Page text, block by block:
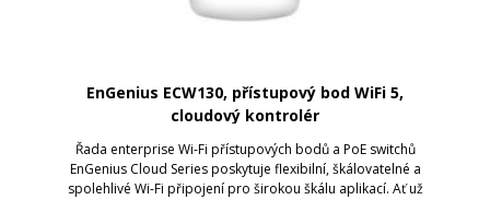
EnGenius ECW130, přístupový bod WiFi 5,
cloudový kontrolér
Řada enterprise Wi-Fi přístupových bodů a PoE switchů
EnGenius Cloud Series poskytuje flexibilní, škálovatelné a
spolehlivé Wi-Fi připojení pro širokou škálu aplikací. Ať už